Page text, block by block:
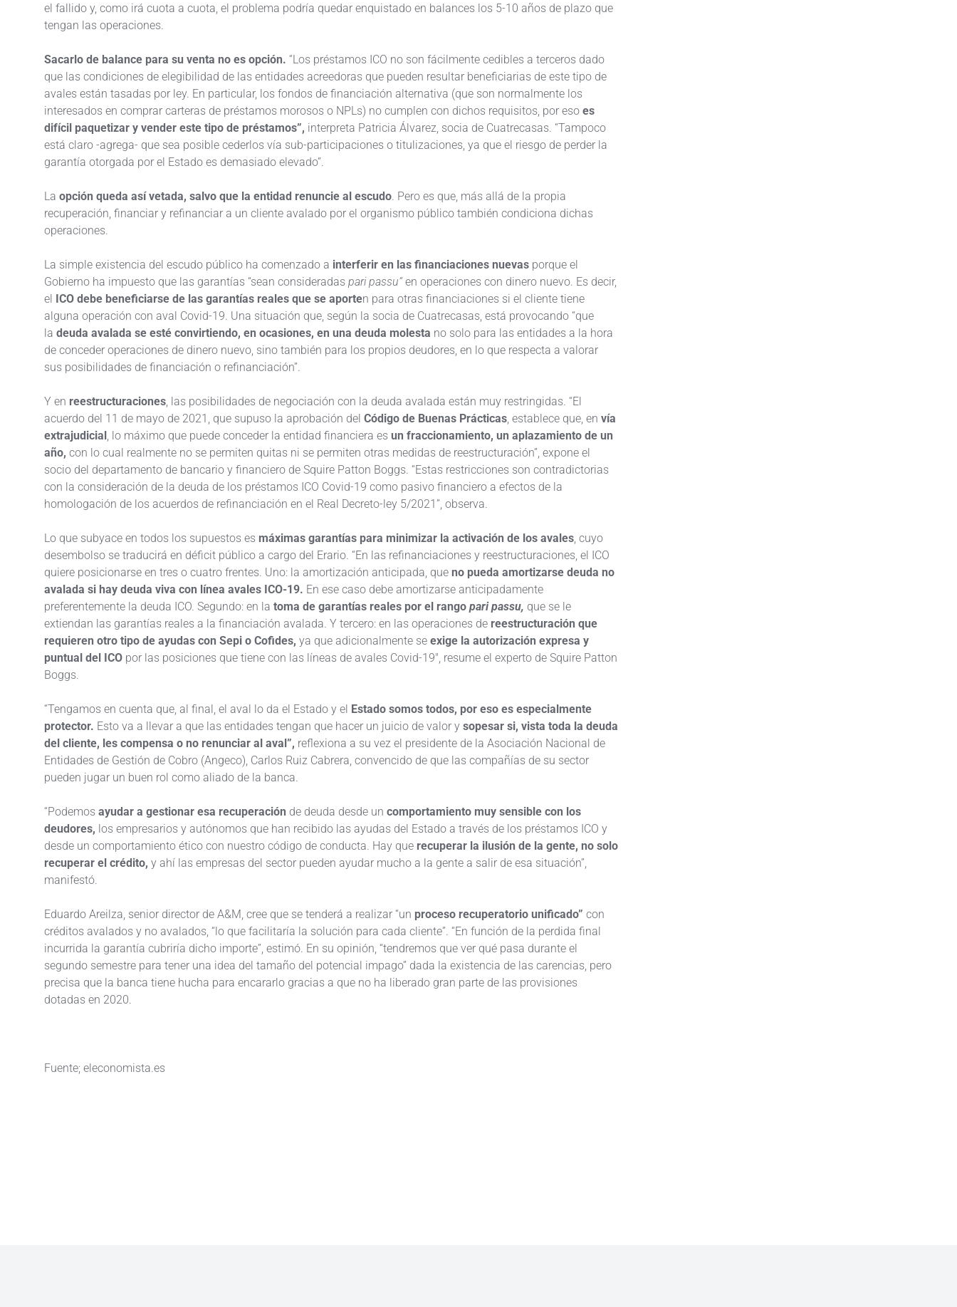
el fallido y, como irá cuota a cuota, el problema podría quedar enquistado en balances los 5-10 años de plazo que
tengan las operaciones.
Sacarlo de balance para su venta no es opción. “Los préstamos ICO no son fácilmente cedibles a terceros dado
que las condiciones de elegibilidad de las entidades acreedoras que pueden resultar beneficiarias de este tipo de
avales están tasadas por ley. En particular, los fondos de financiación alternativa (que son normalmente los
interesados en comprar carteras de préstamos morosos o NPLs) no cumplen con dichos requisitos, por eso es
difícil paquetizar y vender este tipo de préstamos”, interpreta Patricia Álvarez, socia de Cuatrecasas. “Tampoco
está claro -agrega- que sea posible cederlos vía sub-participaciones o titulizaciones, ya que el riesgo de perder la
garantía otorgada por el Estado es demasiado elevado”.
La opción queda así vetada, salvo que la entidad renuncie al escudo. Pero es que, más allá de la propia
recuperación, financiar y refinanciar a un cliente avalado por el organismo público también condiciona dichas
operaciones.
La simple existencia del escudo público ha comenzado a interferir en las financiaciones nuevas porque el
Gobierno ha impuesto que las garantías “sean consideradas pari passu”en operaciones con dinero nuevo. Es decir,
el ICO debe beneficiarse de las garantías reales que se aporten para otras financiaciones si el cliente tiene
alguna operación con aval Covid-19. Una situación que, según la socia de Cuatrecasas, está provocando “que
la deuda avalada se esté convirtiendo, en ocasiones, en una deuda molesta no solo para las entidades a la hora
de conceder operaciones de dinero nuevo, sino también para los propios deudores, en lo que respecta a valorar
sus posibilidades de financiación o refinanciación”.
Y en reestructuraciones, las posibilidades de negociación con la deuda avalada están muy restringidas. “El
acuerdo del 11 de mayo de 2021, que supuso la aprobación del Código de Buenas Prácticas, establece que, en vía
extrajudicial, lo máximo que puede conceder la entidad financiera es un fraccionamiento, un aplazamiento de un
año, con lo cual realmente no se permiten quitas ni se permiten otras medidas de reestructuración”, expone el
socio del departamento de bancario y financiero de Squire Patton Boggs. “Estas restricciones son contradictorias
con la consideración de la deuda de los préstamos ICO Covid-19 como pasivo financiero a efectos de la
homologación de los acuerdos de refinanciación en el Real Decreto-ley 5/2021”, observa.
Lo que subyace en todos los supuestos es máximas garantías para minimizar la activación de los avales, cuyo
desembolso se traducirá en déficit público a cargo del Erario. “En las refinanciaciones y reestructuraciones, el ICO
quiere posicionarse en tres o cuatro frentes. Uno: la amortización anticipada, que no pueda amortizarse deuda no
avalada si hay deuda viva con línea avales ICO-19. En ese caso debe amortizarse anticipadamente
preferentemente la deuda ICO. Segundo: en la toma de garantías reales por el rango pari passu, que se le
extiendan las garantías reales a la financiación avalada. Y tercero: en las operaciones de reestructuración que
requieren otro tipo de ayudas con Sepi o Cofides, ya que adicionalmente se exige la autorización expresa y
puntual del ICO por las posiciones que tiene con las líneas de avales Covid-19″, resume el experto de Squire Patton
Boggs.
“Tengamos en cuenta que, al final, el aval lo da el Estado y el Estado somos todos, por eso es especialmente
protector. Esto va a llevar a que las entidades tengan que hacer un juicio de valor y sopesar si, vista toda la deuda
del cliente, les compensa o no renunciar al aval”, reflexiona a su vez el presidente de la Asociación Nacional de
Entidades de Gestión de Cobro (Angeco), Carlos Ruiz Cabrera, convencido de que las compañías de su sector
pueden jugar un buen rol como aliado de la banca.
“Podemos ayudar a gestionar esa recuperación de deuda desde un comportamiento muy sensible con los
deudores, los empresarios y autónomos que han recibido las ayudas del Estado a través de los préstamos ICO y
desde un comportamiento ético con nuestro código de conducta. Hay que recuperar la ilusión de la gente, no solo
recuperar el crédito, y ahí las empresas del sector pueden ayudar mucho a la gente a salir de esa situación”,
manifestó.
Eduardo Areilza, senior director de A&M, cree que se tenderá a realizar “un proceso recuperatorio unificado” con
créditos avalados y no avalados, “lo que facilitaría la solución para cada cliente”. “En función de la perdida final
incurrida la garantía cubriría dicho importe”, estimó. En su opinión, “tendremos que ver qué pasa durante el
segundo semestre para tener una idea del tamaño del potencial impago” dada la existencia de las carencias, pero
precisa que la banca tiene hucha para encararlo gracias a que no ha liberado gran parte de las provisiones
dotadas en 2020.
Fuente; eleconomista.es